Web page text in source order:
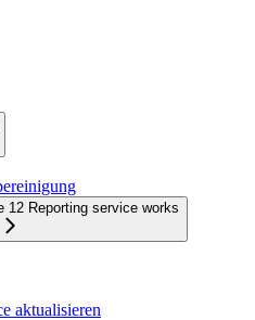
12 Reporting service works
aktualisieren